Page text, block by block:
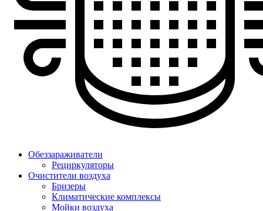
Обеззараживатели
Рециркуляторы
Очистители воздуха
Бризеры
Климатические комплексы
Мойки воздуха